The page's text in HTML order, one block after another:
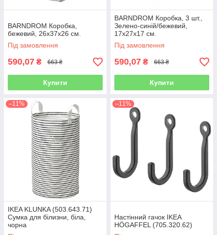
BARNDROM Коробка,
бежевий, 26х37х26 см.
Під замовлення
590,07 ₴ 663 ₴
Купити
BARNDROM Коробка, 3 шт.,
Зелено-синій/бежевий,
17x27x17 см.
Під замовлення
590,07 ₴ 663 ₴
Купити
–11%
IKEA KLUNKA (503.643.71)
Сумка для білизни, біла,
чорна
–11%
Настінний гачок IKEA
HÖGAFFEL (705.320.62)